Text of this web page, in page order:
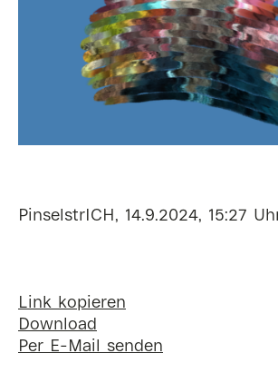
PinselstrICH, 14.9.2024, 15:27
Link kopieren
Download
Per E-Mail senden